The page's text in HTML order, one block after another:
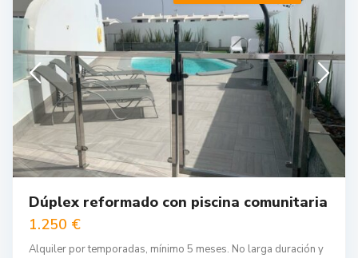
Dúplex reformado con piscina comunitaria
1.250 €
Alquiler por temporadas, mínimo 5 meses. No larga duración y